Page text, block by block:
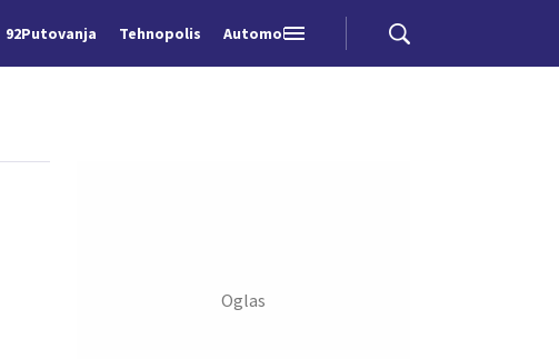
92Putovanja Tehnopolis Automobili